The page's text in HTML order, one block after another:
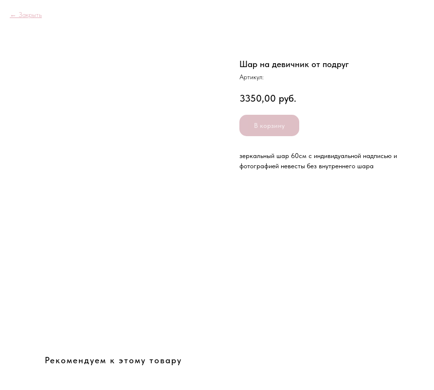
Закрыть
Шар на девичник от подруг
Артикул:
3350,00 руб.
В корзину
зеркальный шар 60см с индивидуальной надписью и
фотографией невесты без внутреннего шара
Рекомендуем к этому товару